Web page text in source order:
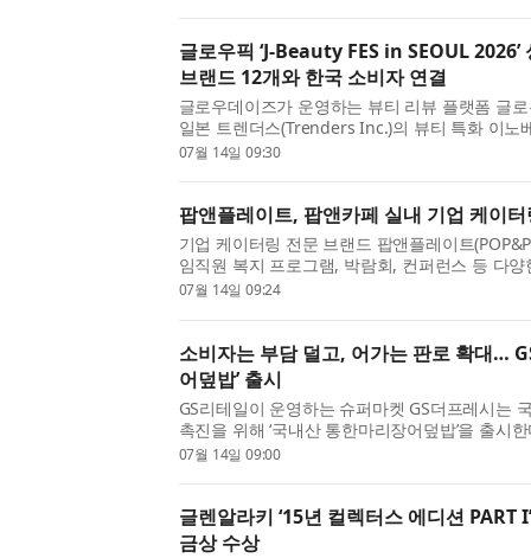
글로우픽 ‘J-Beauty FES in SEOUL
브랜드 12개와 한국 소비자 연결
글로우데이즈가 운영하는 뷰티 리뷰 플랫폼 글
일본 트렌더스(Trenders Inc.)의 뷰티 특화 이노
협력해 지난 7월 11일 서울 롯데월드타워
07월 14일 09:30
팝앤플레이트, 팝앤카페 실내 기업 케이
기업 케이터링 전문 브랜드 팝앤플레이트
임직원 복지 프로그램, 박람회, 컨퍼런스 등 다
실내 커피부스인 ‘팝앤카페’ 서비스를 선보이며
07월 14일 09:24
소비자는 부담 덜고, 어가는 판로 확대…
어덮밥’ 출시
GS리테일이 운영하는 슈퍼마켓 GS더프레시는
촉진을 위해 ‘국내산 통한마리장어덮밥’을 출시
번 상품은 GS더프레시가 한국어촌어항공단, 해
07월 14일 09:00
글렌알라키 ‘15년 컬렉터스 에디션 PART
금상 수상